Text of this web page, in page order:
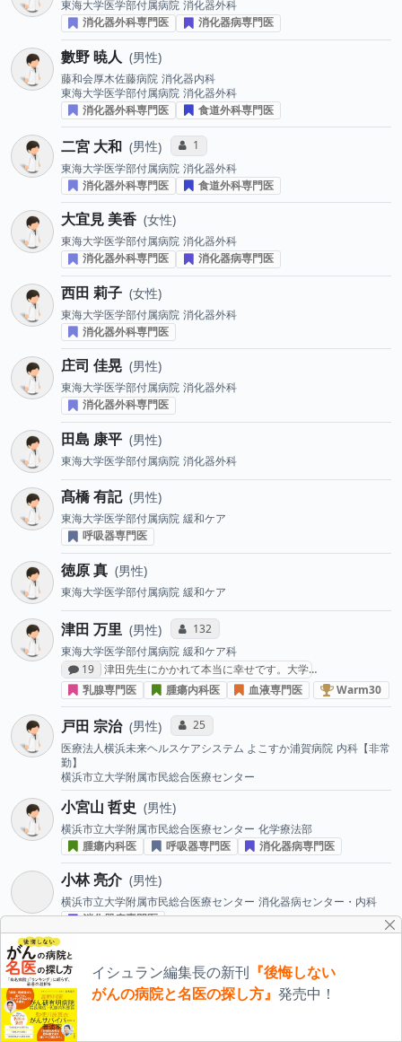
東海大学医学部付属病院 消化器外科
消化器外科専門医
消化器病専門医
數野 暁人 男性
藤和会厚木佐藤病院 消化器内科
東海大学医学部付属病院 消化器外科
消化器外科専門医
食道外科専門医
二宮 大和 男性 コミュニケーション・タイプ投票数
1
東海大学医学部付属病院 消化器外科
消化器外科専門医
食道外科専門医
大宜見 美香 女性
東海大学医学部付属病院 消化器外科
消化器外科専門医
消化器病専門医
西田 莉子 女性
東海大学医学部付属病院 消化器外科
消化器外科専門医
庄司 佳晃 男性
東海大学医学部付属病院 消化器外科
消化器外科専門医
田島 康平 男性
東海大学医学部付属病院 消化器外科
髙橋 有記 男性
東海大学医学部付属病院 緩和ケア
呼吸器専門医
徳原 真 男性
東海大学医学部付属病院 緩和ケア
津田 万里 男性 コミュニケーション・タイプ投票数
132
東海大学医学部付属病院 緩和ケア科
感想投稿数
19
津田先生にかかれて本当に幸せです。大学…
乳腺専門医
腫瘍内科医 血液専門医 Warm30乳
戸田 宗治 男性 コミュニケーション・タイプ投票数
25
医療法人横浜未来ヘルスケアシステム よこすか浦賀病院 内科【非常
勤】
横浜市立大学附属市民総合医療センター
小宮山 哲史 男性
横浜市立大学附属市民総合医療センター 化学療法部
腫瘍内科医
呼吸器専門医 消化器病専門医
小林 亮介 男性
横浜市立大学附属市民総合医療センター 消化器病センター・内科
消化器病専門医
舩岡 昭宏
横浜市立大学附属市民総合医療センター
消化器病センター・内科
消化器病専門医
鈴木 悠一
イシュラン編集長の新刊
『後悔しない
がんの病院と名医の探し方』 発売中！